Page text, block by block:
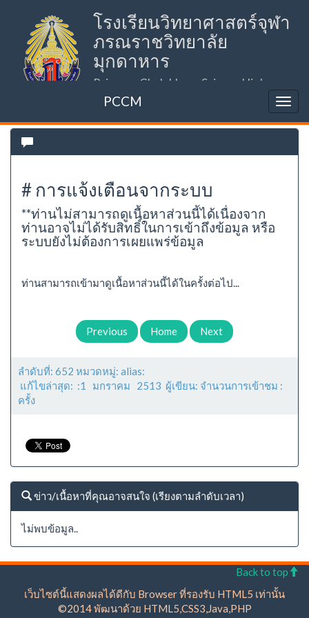
โรงเรียนวิทยาศาสตร์จุฬา
ภรณราชวิทยาลัย
มุกดาหาร
Princess Chulabhorn Science High
School Mukdahan (PCSHSM)
PCCM
# การแจ้งเตือนจากระบบ
**ท่านไม่สามารถดูเนื้อหาส่วนนี้ได้เนื่องจาก
ท่านอาจไม่ได้รับสิทธิ์ในการเข้าถึงข้อมูล หรือ
ระบบยังไม่ต้องการเผยแพร่ข้อมูล
ท่านสามารถเข้ามาดูเนื้อหาส่วนนี้ได้ในครั้งต่อไป...
Previous Home Next
ลำดับที่: 652 หมวดหมู่: alias:
แก้ไขล่าสุด: :1 มกราคม 2513 ผู้เขียน: จำนวนการเข้าชม :
ครั้ง
ข่าว/เนื้อหาที่คุณอาจสนใจ (เรียงตามลำดับเวลา)
ไม่พบข้อมูล..
Back to top
เว็บไซต์นี้แสดงผลได้ดีกับ Browser ที่รองรับ HTML5 เท่านั้น
©2014 พัฒนาด้วย HTML5,CSS3,Java,PHP